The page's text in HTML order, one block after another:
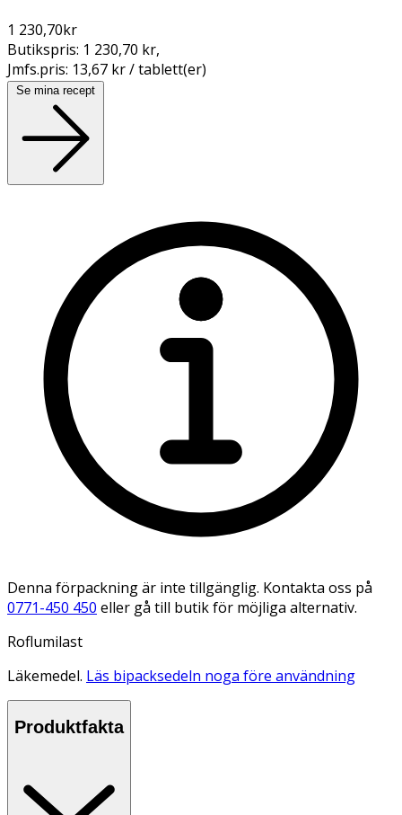
1 230,70kr
Butikspris: 1 230,70 kr,
Jmfs.pris: 13,67 kr / tablett(er)
Se mina recept
Denna förpackning är inte tillgänglig. Kontakta oss på
0771-450 450 eller gå till butik för möjliga alternativ.
Roflumilast
Läkemedel. Läs bipacksedeln noga före användning
Produktfakta